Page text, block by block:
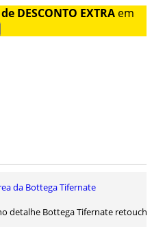
DESCONTO EXTRA em
da Bottega Tifernate
detalhe Bottega Tifernate retouch